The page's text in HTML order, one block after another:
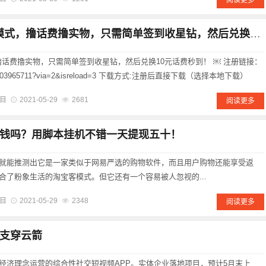
乐玩星球：WGC模式，撸话费撸实物，只需简单签到收星钻，然后兑换10元话费秒到！
费撸实物，只需简单签到收星钻，然后兑换10元话费秒到！ ￼ 注册链接：
下载方式:注册后直接下载（选择本地下载）
2021-05-29 2681 阅读更多
吗？用脚本挂机不错一天提现五十！
能推测出它是一家类似于网易严选的购物软件，而且用户购物还能享受返
了粉象生活的淘宝客模式。但它还有一个容易被人忽视的...
2021-05-29 2348 阅读更多
穿云箭
济理念运营的综合性社交短视频APP。实体企业落地项目，预计5月末上